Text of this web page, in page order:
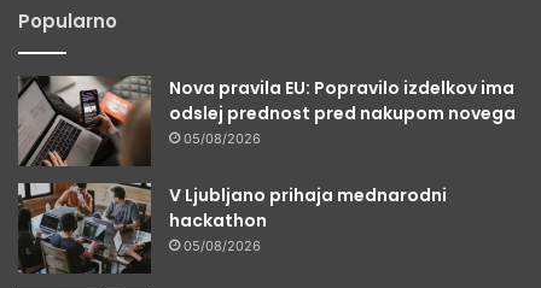
Popularno
Nova pravila EU: Popravilo izdelkov ima
odslej prednost pred nakupom novega
05/08/2026
V Ljubljano prihaja mednarodni
hackathon
05/08/2026